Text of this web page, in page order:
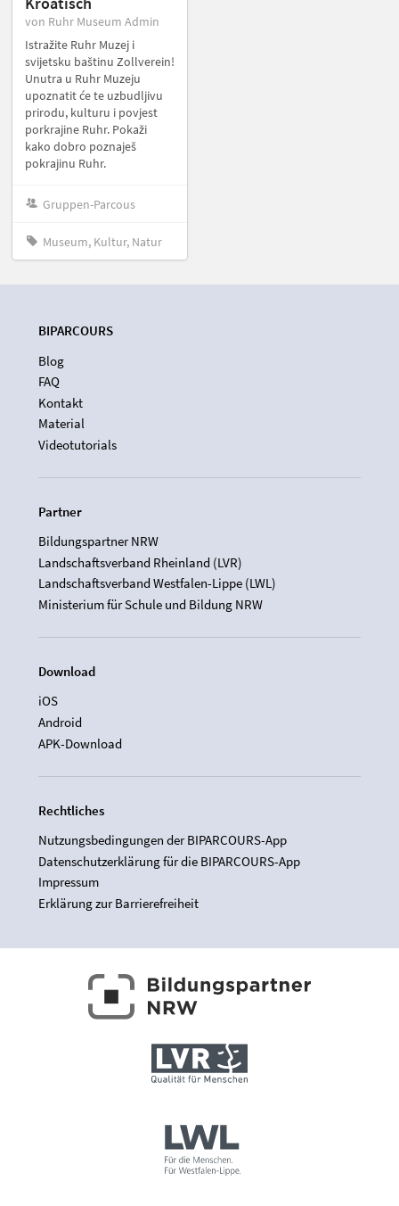
von Ruhr Museum Admin
Istražite Ruhr Muzej i
svijetsku baštinu Zollverein!
Unutra u Ruhr Muzeju
upoznatit će te uzbudljivu
prirodu, kulturu i povjest
porkrajine Ruhr. Pokaži
kako dobro poznaješ
pokrajinu Ruhr.
Gruppen-Parcous
Museum, Kultur, Natur
BIPARCOURS
Blog
FAQ
Kontakt
Material
Videotutorials
Partner
Bildungspartner NRW
Landschaftsverband Rheinland (LVR)
Landschaftsverband Westfalen-Lippe (LWL)
Ministerium für Schule und Bildung NRW
Download
iOS
Android
APK-Download
Rechtliches
Nutzungsbedingungen der BIPARCOURS-App
Datenschutzerklärung für die BIPARCOURS-App
Impressum
Erklärung zur Barrierefreiheit